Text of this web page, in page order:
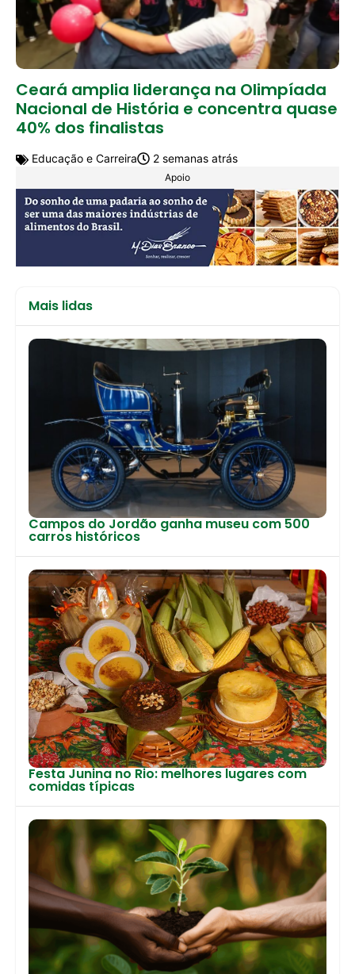
Ceará amplia liderança na Olimpíada
Nacional de História e concentra quase
40% dos finalistas
Educação e Carreira 2 semanas atrás
Apoio
Mais lidas
Campos do Jordão ganha museu com 500
carros históricos
Festa Junina no Rio: melhores lugares com
comidas típicas